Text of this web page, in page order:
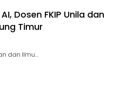
Dosen FKIP Unila dan
Timur
dan Ilmu…